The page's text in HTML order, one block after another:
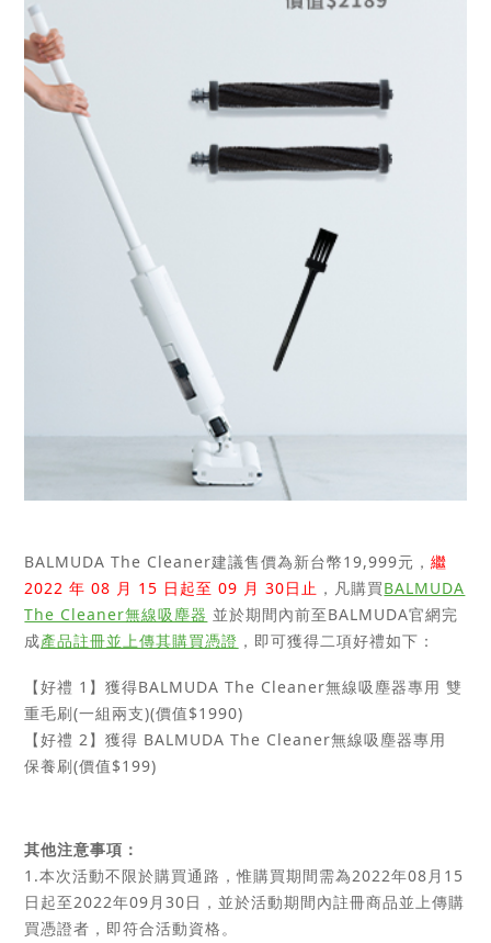
BALMUDA The Cleaner建議售價為新台幣19,999元，繼
2022 年 08 月 15 日起至 09 月 30日止 ，凡購買BALMUDA
The Cleaner無線吸塵器 並於期間內前至BALMUDA官網完
成產品註冊並上傳其購買憑證 ，即可獲得二項好禮如下：
【好禮 1】獲得BALMUDA The Cleaner無線吸塵器專用 雙
重毛刷(一組兩支)(價值$1990)
【好禮 2】獲得 BALMUDA The Cleaner無線吸塵器專用
保養刷(價值$199)
其他注意事項：
1.本次活動不限於購買通路，惟購買期間需為2022年08月15
日起至2022年09月30日，並於活動期間內註冊商品並上傳購
買憑證者，即符合活動資格。